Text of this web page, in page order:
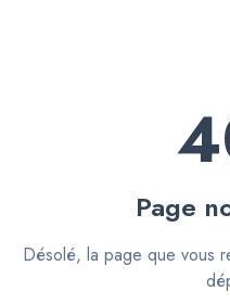
Page
Désolé, la page que vous